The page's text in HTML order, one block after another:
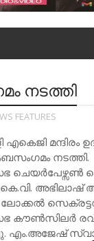
നടത്തി
FEATURES
എകെജി മന്ദിരം
നടത്തി.
ചെയർപേഴ്സൺ
അഭിലാഷ്
കൗൺസിലർ
എം.അജേഷ്